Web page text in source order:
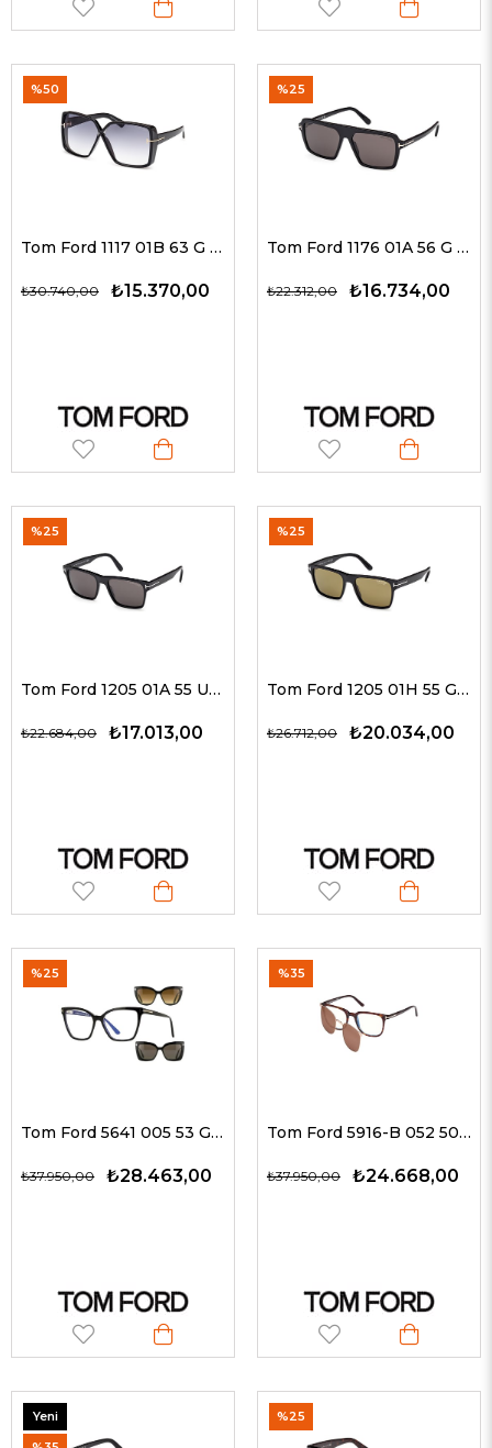
Tom Ford 1117 01B 63 G Kadın Güneş Gözlükleri
₺15.370,00
₺30.740,00
%50
Tom Ford 1176 01A 56 G Unisex Güneş Gözlükleri
₺16.734,00
₺22.312,00
%25
Tom Ford 1205 01A 55 Unisex Güneş Gözlükleri
₺17.013,00
₺22.684,00
%25
Tom Ford 1205 01H 55 G Unisex Güneş Gözlükleri
₺20.034,00
₺26.712,00
%25
Tom Ford 5641 005 53 G Kadın Güneş Gözlükleri
₺28.463,00
₺37.950,00
%25
Tom Ford 5916-B 052 50 G Erkek Güneş Gözlükleri
₺24.668,00
₺37.950,00
%35
Yeni
Ürün
%25